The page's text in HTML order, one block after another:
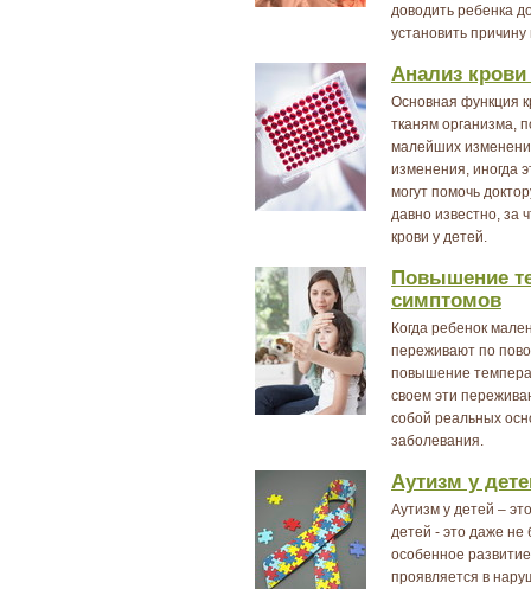
доводить ребенка
установить
Анализ крови
Основная функция
тканям организма,
малейших
изменения, иногда
могут помочь
давно известно, за
крови у детей.
Повышение
симптомов
Когда ребенок
переживают по
повышение
своем эти
собой реальных
заболевания.
Аутизм у
Аутизм у детей –
детей - это даже не
особенное
проявляется в